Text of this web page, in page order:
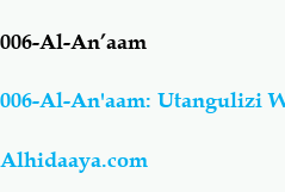
006-Al-An’aam
006-Al-An'aam: Utangulizi
Alhidaaya.com